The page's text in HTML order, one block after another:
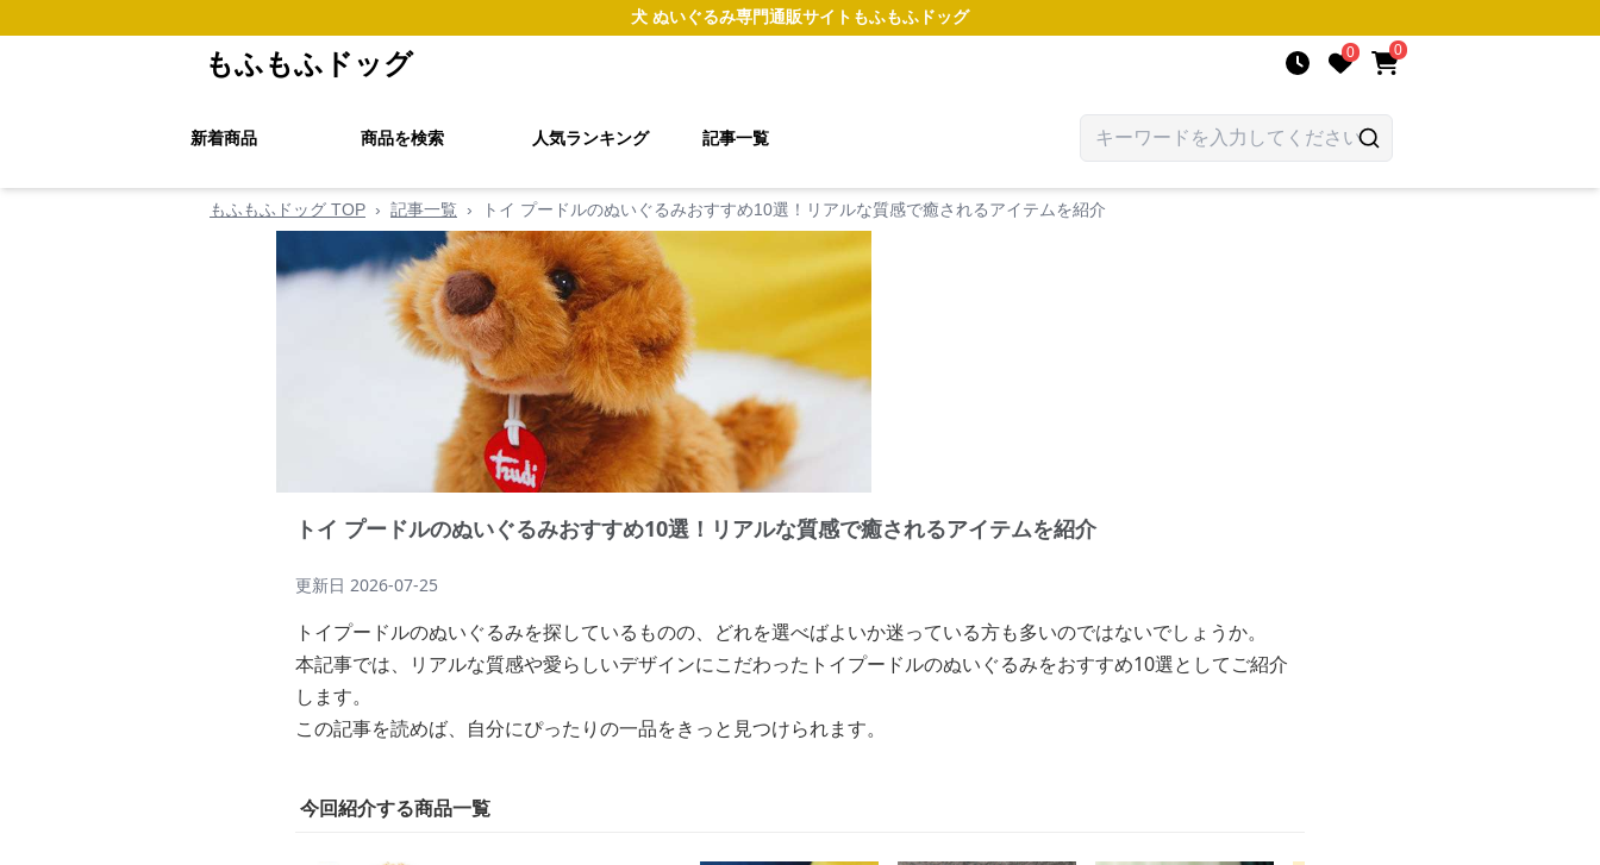
犬 ぬいぐるみ専門通販サイト もふもふドッグ
もふもふドッグ 0 0
新着商品 商品を検索 人気ランキング 記事一覧
もふもふドッグ TOP › 記事一覧 › トイ プードルのぬいぐるみおすすめ10選！リアルな質感で癒されるアイテムを紹介
トイ プードルのぬいぐるみおすすめ10選！リアルな質感で癒されるアイテムを紹介
更新日 2026-07-25
トイプードルのぬいぐるみを探しているものの、どれを選べばよいか迷っている方も多いのではないでしょうか。
本記事では、リアルな質感や愛らしいデザインにこだわったトイプードルのぬいぐるみをおすすめ10選としてご紹介
します。
この記事を読めば、自分にぴったりの一品をきっと見つけられます。
今回紹介する商品一覧